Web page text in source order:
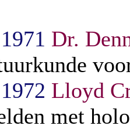
1971 Dr.
1972 Lloyd
met